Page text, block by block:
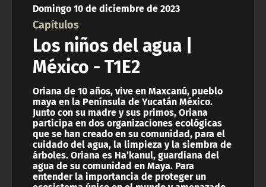
Domingo 10 de diciembre de 2023
Capítulos
Los niños del agua |
México - T1E2
Oriana de 10 años, vive en Maxcanú, pueblo
maya en la Península de Yucatán México.
Junto con su madre y sus primos, Oriana
participa en dos organizaciones ecológicas
que se han creado en su comunidad, para el
cuidado del agua, la limpieza y la siembra de
árboles. Oriana es Ha’kanul, guardiana del
agua de su comunidad en Maya. Para
entender la importancia de proteger un